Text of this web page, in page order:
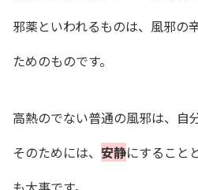
邪薬といわれるものは、風邪の
ためのものです。
高熱のでない普通の風邪は、自
そのためには、 安静にすること